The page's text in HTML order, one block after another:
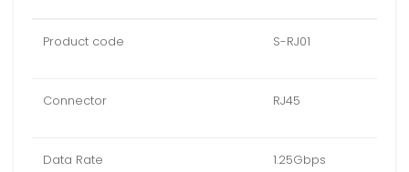
Product code S-RJ01
Connector RJ45
Data Rate 1.25Gbps